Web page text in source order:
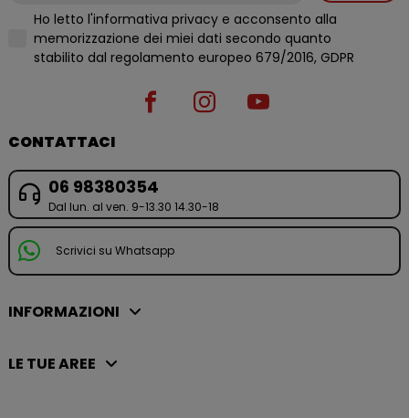
Ho letto l'informativa privacy e acconsento alla
memorizzazione dei miei dati secondo quanto
stabilito dal regolamento europeo 679/2016, GDPR
CONTATTACI
06 98380354
Dal lun. al ven. 9-13.30 14.30-18
Scrivici su Whatsapp
INFORMAZIONI
LE TUE AREE